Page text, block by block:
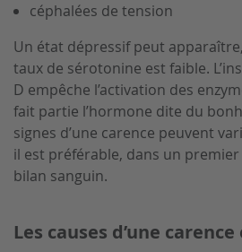
céphalées de tension
Un état dépressif peut
taux de sérotonine est faible.
D empêche l’activation des
fait partie l’hormone dite du
signes d’une carence peuvent
il est préférable, dans un
bilan sanguin.
Les causes d’une